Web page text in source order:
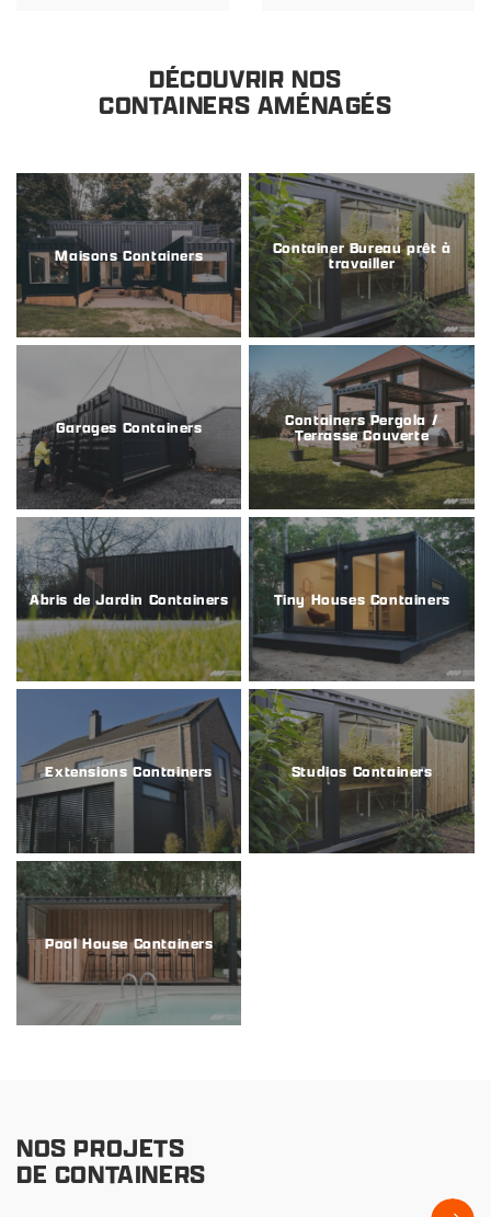
DÉCOUVRIR NOS
CONTAINERS AMÉNAGÉS
Maisons Containers Container Bureau prêt à
travailler
Garages Containers Containers Pergola /
Terrasse Couverte
Abris de Jardin Containers Tiny Houses Containers
Extensions Containers Studios Containers
Pool House Containers
NOS PROJETS
DE CONTAINERS